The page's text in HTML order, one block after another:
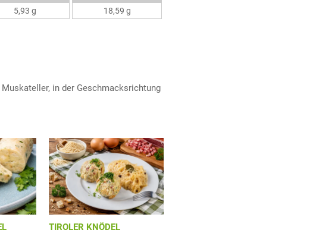
5,93 g
18,59 g
in der Geschmacksrichtung
TIROLER KNÖDEL